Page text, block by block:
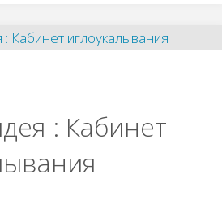
Услуги
: Кабинет